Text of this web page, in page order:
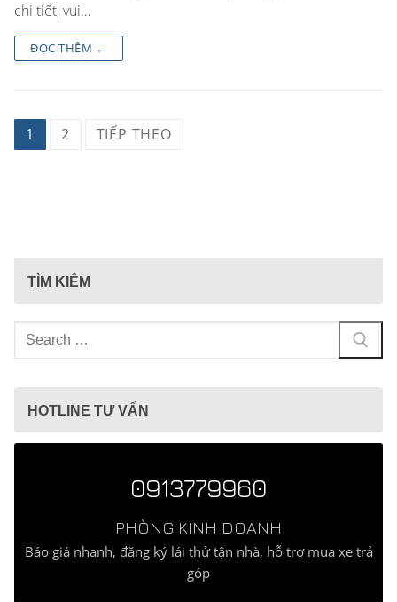
chi tiết, vui…
ĐỌC THÊM ←
Phân
1 2 TIẾP THEO
TÌM KIẾM
Tìm
kiếm
HOTLINE TƯ VẤN
0913779960
PHÒNG KINH DOANH
Báo giá nhanh, đăng ký lái thử tận nhà, hỗ trợ mua xe trả
góp